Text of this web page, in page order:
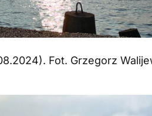
Fot. Grzegorz